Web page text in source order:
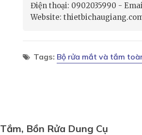
Điện thoại: 0902035990 -
Website:
Tags: Bộ rửa mắt và tắm
Bồn Rửa Dung Cụ